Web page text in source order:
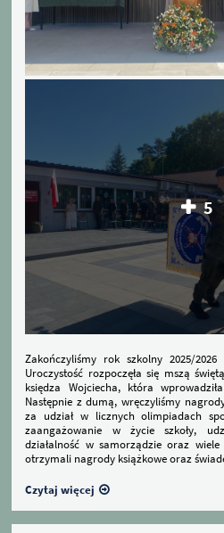
5
Zakończyliśmy rok szkolny 2025/
Uroczystość rozpoczęła się mszą
księdza Wojciecha, która
Następnie z dumą, wręczyliśmy
za udział w licznych olimpiadach
zaangażowanie w życie szkoły,
działalność w samorządzie oraz
otrzymali nagrody książkowe oraz
Czytaj więcej